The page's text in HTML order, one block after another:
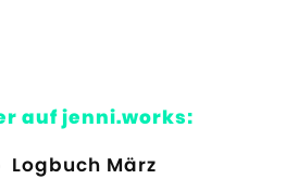
auf jenni.works:
Logbuch März